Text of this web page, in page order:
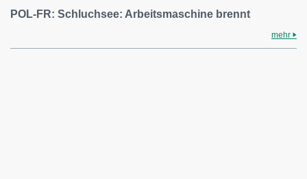
POL-FR: Schluchsee: Arbeitsmaschine brennt
mehr